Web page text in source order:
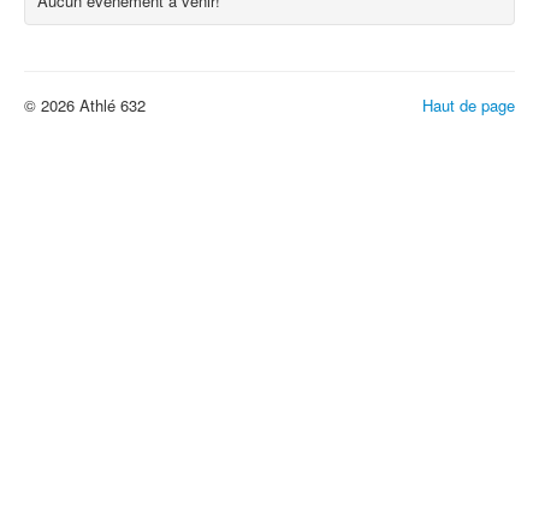
Haut de page
© 2026 Athlé 632